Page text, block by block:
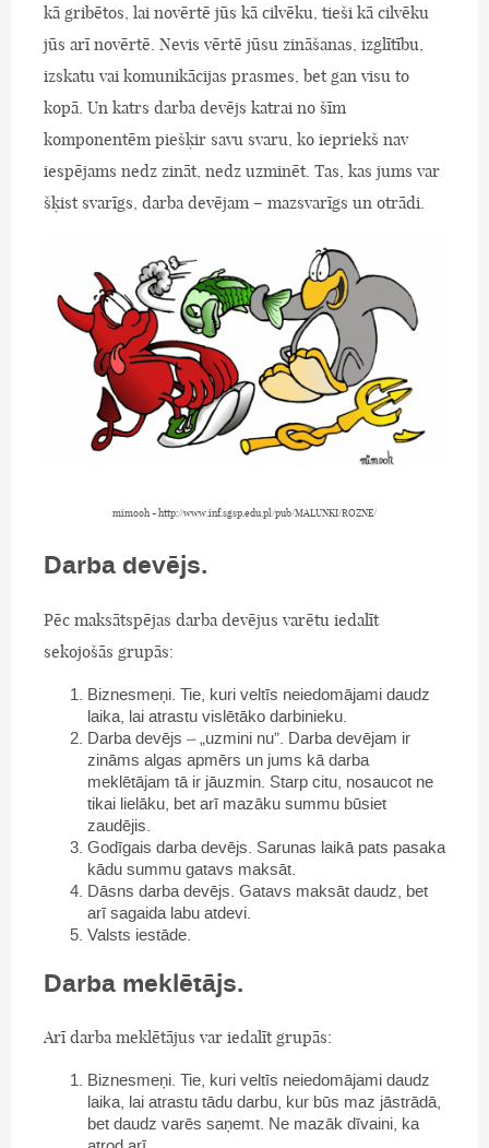
kā gribētos, lai novērtē jūs kā cilvēku, tieši kā cilvēku
jūs arī novērtē. Nevis vērtē jūsu zināšanas, izglītību,
izskatu vai komunikācijas prasmes, bet gan visu to
kopā. Un katrs darba devējs katrai no šīm
komponentēm piešķir savu svaru, ko iepriekš nav
iespējams nedz zināt, nedz uzminēt. Tas, kas jums var
šķist svarīgs, darba devējam – mazsvarīgs un otrādi.
mimooh - http://www.inf.sgsp.edu.pl/pub/MALUNKI/ROZNE/
Darba devējs.
Pēc maksātspējas darba devējus varētu iedalīt
sekojošās grupās:
Biznesmeņi. Tie, kuri veltīs neiedomājami daudz
laika, lai atrastu vislētāko darbinieku.
Darba devējs – „uzmini nu”. Darba devējam ir
zināms algas apmērs un jums kā darba
meklētājam tā ir jāuzmin. Starp citu, nosaucot ne
tikai lielāku, bet arī mazāku summu būsiet
zaudējis.
Godīgais darba devējs. Sarunas laikā pats pasaka
kādu summu gatavs maksāt.
Dāsns darba devējs. Gatavs maksāt daudz, bet
arī sagaida labu atdevi.
Valsts iestāde.
Darba meklētājs.
Arī darba meklētājus var iedalīt grupās:
Biznesmeņi. Tie, kuri veltīs neiedomājami daudz
laika, lai atrastu tādu darbu, kur būs maz jāstrādā,
bet daudz varēs saņemt. Ne mazāk dīvaini, ka